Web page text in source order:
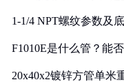
1-1/4 NPT螺纹参数及
F1010E是什么管？能
20x40x2镀锌方管单米